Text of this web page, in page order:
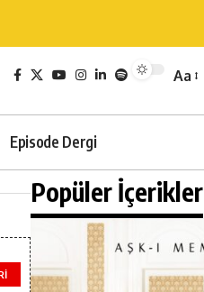
Aa
Episode Dergi
Popüler İçerikler